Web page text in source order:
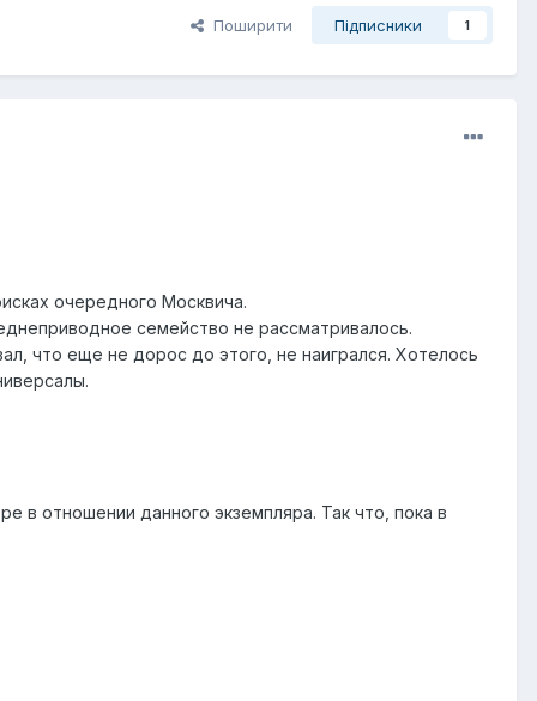
Поширити Підписники 1
очередного Москвича.
семейство не рассматривалось.
что еще не дорос до этого, не наигрался. Хотелось
в отношении данного экземпляра. Так что, пока в